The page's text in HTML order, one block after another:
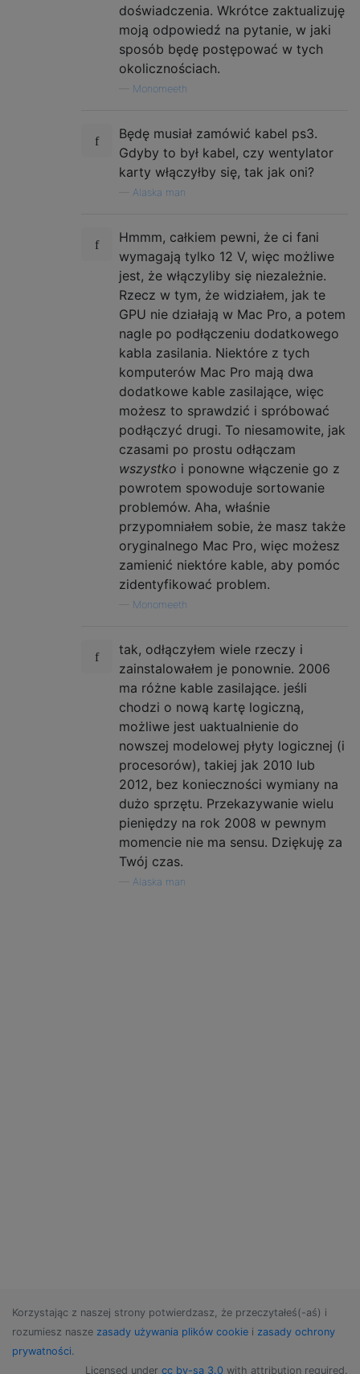
doświadczenia. Wkrótce zaktualizuję
moją odpowiedź na pytanie, w jaki
sposób będę postępować w tych
okolicznościach.
Monomeeth
Będę musiał zamówić kabel ps3.
Gdyby to był kabel, czy wentylator
karty włączyłby się, tak jak oni?
Alaska man
Hmmm, całkiem pewni, że ci fani
wymagają tylko 12 V, więc możliwe
jest, że włączyliby się niezależnie.
Rzecz w tym, że widziałem, jak te
GPU nie działają w Mac Pro, a potem
nagle po podłączeniu dodatkowego
kabla zasilania. Niektóre z tych
komputerów Mac Pro mają dwa
dodatkowe kable zasilające, więc
możesz to sprawdzić i spróbować
podłączyć drugi. To niesamowite, jak
czasami po prostu odłączam
wszystko i ponowne włączenie go z
powrotem spowoduje sortowanie
problemów. Aha, właśnie
przypomniałem sobie, że masz także
oryginalnego Mac Pro, więc możesz
zamienić niektóre kable, aby pomóc
zidentyfikować problem.
Monomeeth
tak, odłączyłem wiele rzeczy i
zainstalowałem je ponownie. 2006
ma różne kable zasilające. jeśli
chodzi o nową kartę logiczną,
możliwe jest uaktualnienie do
nowszej modelowej płyty logicznej (i
procesorów), takiej jak 2010 lub
2012, bez konieczności wymiany na
dużo sprzętu. Przekazywanie wielu
pieniędzy na rok 2008 w pewnym
momencie nie ma sensu. Dziękuję za
Twój czas.
Alaska man
Korzystając z naszej strony potwierdzasz, że przeczytałeś(-aś) i
rozumiesz nasze zasady używania plików cookie i zasady ochrony
prywatności.
Licensed under cc by-sa 3.0 with attribution required.